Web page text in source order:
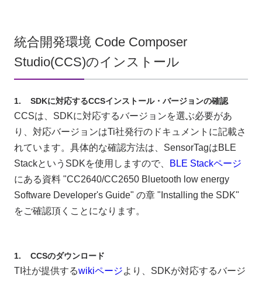
統合開発環境 Code Composer
Studio(CCS)のインストール
SDKに対応するCCSインストール・バージョンの確認
CCSは、SDKに対応するバージョンを選ぶ必要があ
り、対応バージョンはTi社発行のドキュメントに記載さ
れています。具体的な確認方法は、SensorTagはBLE
StackというSDKを使用しますので、
BLE Stackページ
にある資料 "CC2640/CC2650 Bluetooth low energy
Software Developer's Guide" の章 "Installing the SDK"
をご確認頂くことになります。
CCSのダウンロード
TI社が提供するwikiページより、SDKが対応するバージ